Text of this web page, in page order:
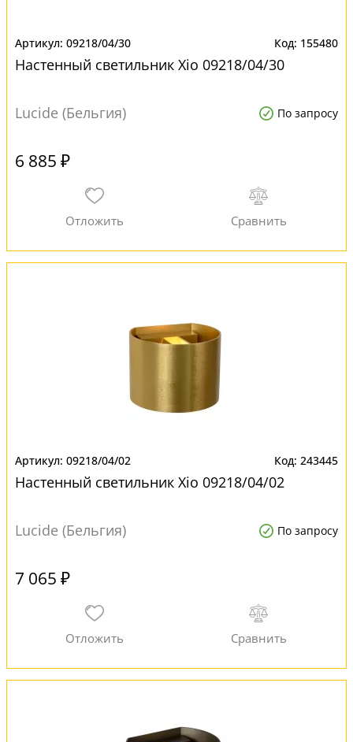
09218/04/30 155480
Настенный светильник Xio 09218/04/30
Lucide (Бельгия) По запросу
6 885 ₽
09218/04/02 243445
Настенный светильник Xio 09218/04/02
Lucide (Бельгия) По запросу
7 065 ₽